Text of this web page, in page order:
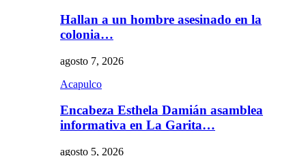
Hallan a un hombre asesinado en la
colonia…
agosto 7, 2026
Acapulco
Encabeza Esthela Damián asamblea
informativa en La Garita…
agosto 5, 2026